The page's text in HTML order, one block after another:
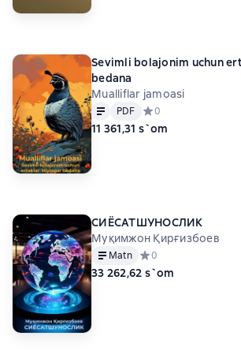
Sevimli bolajonim uchun
bedana
Mualliflar jamoasi
Matn PDF
PDF Средний рейтинг 0
0
11 361,31 s`om
СИЁСАТШУНОСЛИК
Муқимжон Қирғизбоев
Matn Средний рейтинг 0
0
33 262,62 s`om